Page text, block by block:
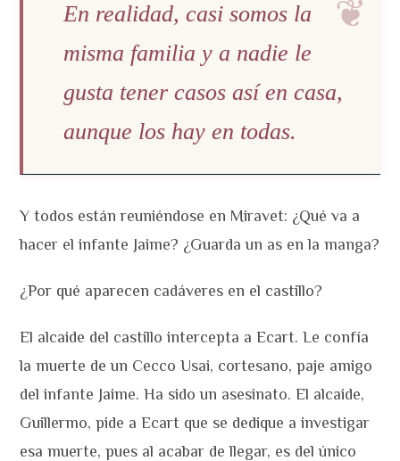
En realidad, casi somos la
misma familia y a nadie le
gusta tener casos así en casa,
aunque los hay en todas.
Y todos están reuniéndose en Miravet: ¿Qué va a
hacer el infante Jaime? ¿Guarda un as en la manga?
¿Por qué aparecen cadáveres en el castillo?
El alcaide del castillo intercepta a Ecart. Le confía
la muerte de un Cecco Usai, cortesano, paje amigo
del infante Jaime. Ha sido un asesinato. El alcaide,
Guillermo, pide a Ecart que se dedique a investigar
esa muerte, pues al acabar de llegar, es del único